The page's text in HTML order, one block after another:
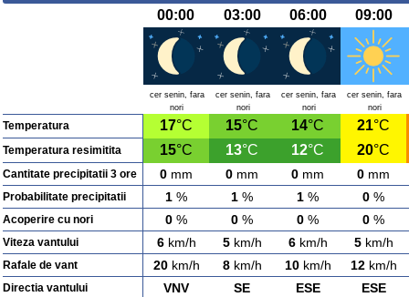
00:00 03:00 06:00 09:00
cer senin, fara
nori
cer senin, fara
nori
cer senin, fara
nori
cer senin, fara
nori
Temperatura 17°C 15°C 14°C 21°C
Temperatura resimitita 15°C 13°C 12°C 20°C
Cantitate precipitatii 3 ore 0 mm 0 mm 0 mm 0 mm
Probabilitate precipitatii 1 % 1 % 1 % 0 %
Acoperire cu nori 0 % 0 % 0 % 0 %
Viteza vantului 6km/h 5km/h 6km/h 5km/h
Rafale de vant 20km/h 8km/h 10km/h 12km/h
Directia vantului VNV SE ESE ESE